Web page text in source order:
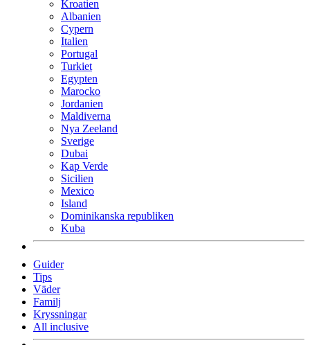
Kroatien
Albanien
Cypern
Italien
Portugal
Turkiet
Egypten
Marocko
Jordanien
Maldiverna
Nya Zeeland
Sverige
Dubai
Kap Verde
Sicilien
Mexico
Island
Dominikanska republiken
Kuba
Guider
Tips
Väder
Familj
Kryssningar
All inclusive